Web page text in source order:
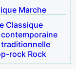
Marche
Classique
rock Rock